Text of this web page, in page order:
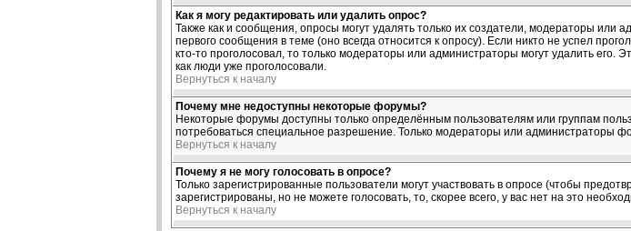
Как я могу редактировать или удалить опрос?
Также как и сообщения, опросы могут удалять только их создатели, модераторы или
первого сообщения в теме (оно всегда относится к опросу). Если никто не успел
кто-то проголосовал, то только модераторы или администраторы могут удалить его.
как люди уже проголосовали.
Вернуться к началу
Почему мне недоступны некоторые форумы?
Некоторые форумы доступны только определённым пользователям или группам
потребоваться специальное разрешение. Только модераторы или администраторы
Вернуться к началу
Почему я не могу голосовать в опросе?
Только зарегистрированные пользователи могут участвовать в опросе (чтобы
зарегистрированы, но не можете голосовать, то, скорее всего, у вас нет на это
Вернуться к началу